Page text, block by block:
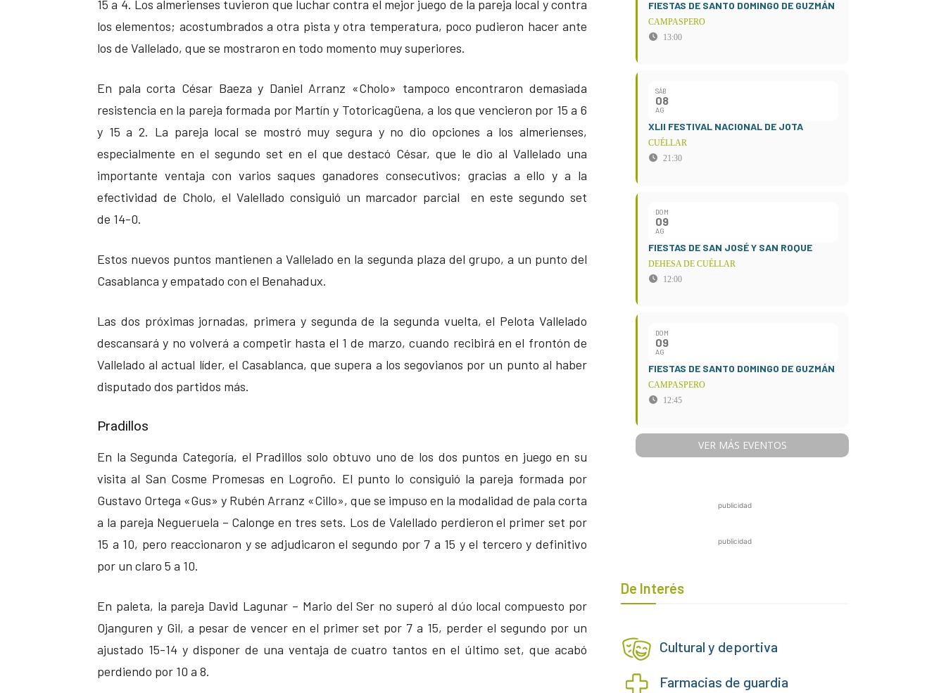
15 a 4. Los almerienses tuvieron que luchar contra el mejor juego de la pareja local y contra
los elementos; acostumbrados a otra pista y otra temperatura, poco pudieron hacer ante
los de Vallelado, que se mostraron en todo momento muy superiores.
En pala corta César Baeza y Daniel Arranz «Cholo» tampoco encontraron demasiada
resistencia en la pareja formada por Martín y Totoricagüena, a los que vencieron por 15 a 6
y 15 a 2. La pareja local se mostró muy segura y no dio opciones a los almerienses,
especialmente en el segundo set en el que destacó César, que le dio al Vallelado una
importante ventaja con varios saques ganadores consecutivos; gracias a ello y a la
efectividad de Cholo, el Valellado consiguió un marcador parcial en este segundo set
de 14-0.
Estos nuevos puntos mantienen a Vallelado en la segunda plaza del grupo, a un punto del
Casablanca y empatado con el Benahadux.
Las dos próximas jornadas, primera y segunda de la segunda vuelta, el Pelota Vallelado
descansará y no volverá a competir hasta el 1 de marzo, cuando recibirá en el frontón de
Vallelado al actual líder, el Casablanca, que supera a los segovianos por un punto al haber
disputado dos partidos más.
Pradillos
En la Segunda Categoría, el Pradillos solo obtuvo uno de los dos puntos en juego en su
visita al San Cosme Promesas en Logroño. El punto lo consiguió la pareja formada por
Gustavo Ortega «Gus» y Rubén Arranz «Cillo», que se impuso en la modalidad de pala corta
a la pareja Negueruela – Calonge en tres sets. Los de Valellado perdieron el primer set por
15 a 10, pero reaccionaron y se adjudicaron el segundo por 7 a 15 y el tercero y definitivo
por un claro 5 a 10.
En paleta, la pareja David Lagunar – Mario del Ser no superó al dúo local compuesto por
Ojanguren y Gil, a pesar de vencer en el primer set por 7 a 15, perder el segundo por un
ajustado 15-14 y disponer de una ventaja de cuatro tantos en el último set, que acabó
perdiendo por 10 a 8.
FIESTAS DE SANTO DOMINGO DE GUZMÁN
CAMPASPERO
13:00
SÁB
08
AG
XLII FESTIVAL NACIONAL DE JOTA
CUÉLLAR
21:30
DOM
09
AG
FIESTAS DE SAN JOSÉ Y SAN ROQUE
DEHESA DE CUÉLLAR
12:00
DOM
09
AG
FIESTAS DE SANTO DOMINGO DE GUZMÁN
CAMPASPERO
12:45
VER MÁS EVENTOS
publicidad
publicidad
De Interés
Cultural y deportiva
Farmacias de guardia